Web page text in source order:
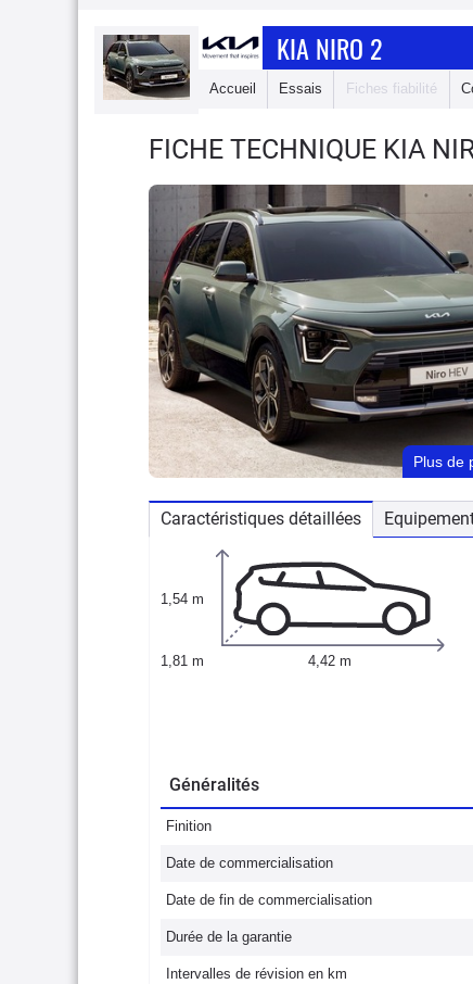
KIA NIRO 2
Accueil Essais Fiches fiabilité
FICHE TECHNIQUE KIA
Plus de
Caractéristiques détaillées
1,54 m
1,81 m 4,42 m
Généralités
Finition
Date de commercialisation
Date de fin de commercialisation
Durée de la garantie
Intervalles de révision en km